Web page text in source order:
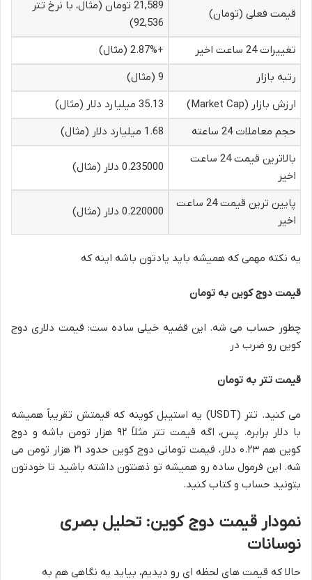
قیمت فعلی (تومان)
21,589 تومان (مثال، با نرخ تتر
92,536)
تغییرات 24 ساعت اخیر
+2.87% (مثال)
رتبه بازار
9 (مثال)
ارزش بازار (Market Cap)
35.13 میلیارد دلار (مثال)
حجم معاملات 24 ساعته
1.68 میلیارد دلار (مثال)
بالاترین قیمت 24 ساعت
اخیر
0.235000 دلار (مثال)
پایین ترین قیمت 24 ساعت
اخیر
0.220000 دلار (مثال)
یه نکته مهمی که همیشه باید یادتون باشه اینه که
قیمت دوج کوین به تومان
چطور حساب می شه. این قضیه خیلی ساده ست: قیمت دلاری دوج
کوین رو ضرب در
قیمت تتر به تومان
می کنید. تتر (USDT) یه استیبل کوینه که قیمتش تقریباً همیشه
با دلار برابره. پس، اگه قیمت تتر مثلاً ۹۲ هزار تومن باشه و دوج
کوین هم ۰.۲۳ دلار، قیمت تومانی دوج کوین حدود ۲۱ هزار تومن می
شه. این فرمول ساده رو همیشه تو ذهنتون داشته باشید تا خودتون
بتونید حساب و کتاب کنید.
نمودار قیمت دوج کوین: تحلیل بصری
نوسانات
حالا که قیمت های لحظه ای رو دیدیم، بیاید یه نگاهی هم به